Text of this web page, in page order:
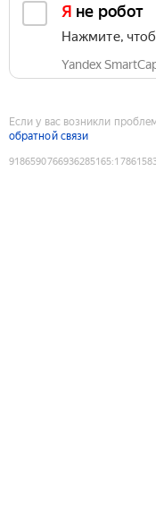
Я не робот
Нажмите,
Yandex
Если у вас возникли
обратной связи
9186590766936285165: